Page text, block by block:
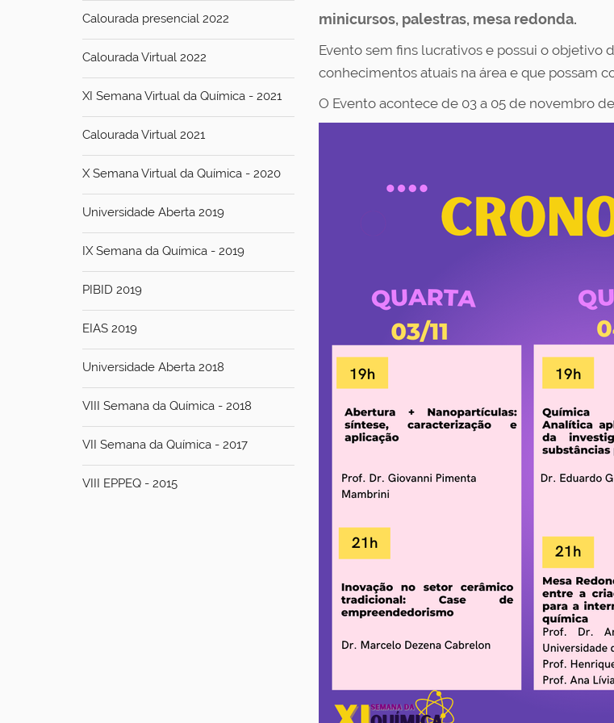
Calourada presencial 2022
Calourada Virtual 2022
XI Semana Virtual da Química - 2021
Calourada Virtual 2021
X Semana Virtual da Química - 2020
Universidade Aberta 2019
IX Semana da Química - 2019
PIBID 2019
EIAS 2019
Universidade Aberta 2018
VIII Semana da Química - 2018
VII Semana da Química - 2017
VIII EPPEQ - 2015
minicursos, palestras, mesa redonda.
Evento sem fins lucrativos e possui o
conhecimentos atuais na área e que possam
O Evento acontece de 03 a 05 de novembro de